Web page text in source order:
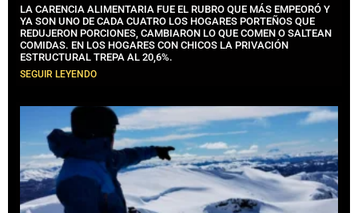
LA CARENCIA ALIMENTARIA FUE EL RUBRO QUE MÁS EMPEORÓ Y
YA SON UNO DE CADA CUATRO LOS HOGARES PORTEÑOS QUE
REDUJERON PORCIONES, CAMBIARON LO QUE COMEN O SALTEAN
COMIDAS. EN LOS HOGARES CON CHICOS LA PRIVACIÓN
ESTRUCTURAL TREPA AL 20,6%.
SEGUIR LEYENDO